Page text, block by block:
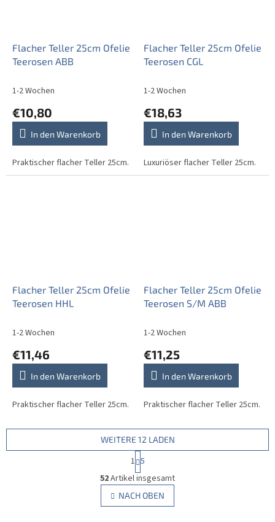
Flacher Teller 25cm Ofelie
Teerosen ABB
1-2 Wochen
€10,80
In den Warenkorb
Praktischer flacher Teller 25cm.
Flacher Teller 25cm Ofelie
Teerosen CGL
1-2 Wochen
€18,63
In den Warenkorb
Luxuriöser flacher Teller 25cm.
Flacher Teller 25cm Ofelie
Teerosen HHL
1-2 Wochen
€11,46
In den Warenkorb
Praktischer flacher Teller 25cm.
Flacher Teller 25cm Ofelie
Teerosen S/M ABB
1-2 Wochen
€11,25
In den Warenkorb
Praktischer flacher Teller 25cm.
S
t
e
u
WEITERE 12 LADEN
P
a
g
i
n
i
1 5
52Artikel insgesamt
NACH OBEN